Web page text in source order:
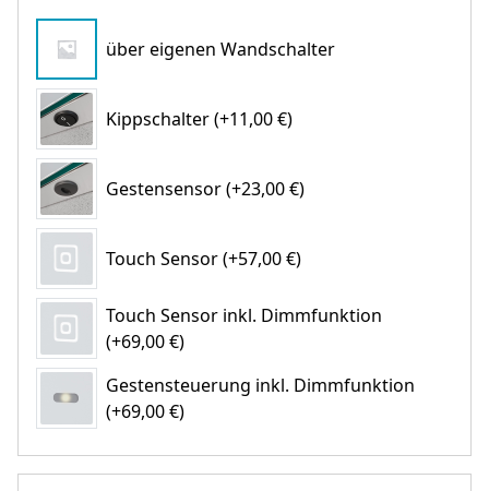
über eigenen Wandschalter
Kippschalter (+11,00 €)
Gestensensor (+23,00 €)
Touch Sensor (+57,00 €)
Touch Sensor inkl. Dimmfunktion
(+69,00 €)
Gestensteuerung inkl. Dimmfunktion
(+69,00 €)